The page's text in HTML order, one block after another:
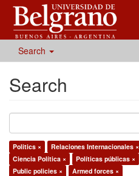
Search
Search
Politics × Relaciones Internacionales ×
Ciencia Política ×
Políticas públicas ×
Public policies ×
Armed forces ×